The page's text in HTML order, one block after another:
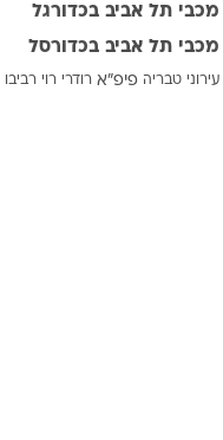
מכבי תל אביב בכדורגל
מכבי תל אביב בכדורסל
עירוני טבריה פיפ"א רודרי רוי רביבו